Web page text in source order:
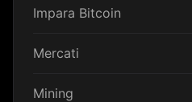
Impara Bitcoin
Mercati
Mining